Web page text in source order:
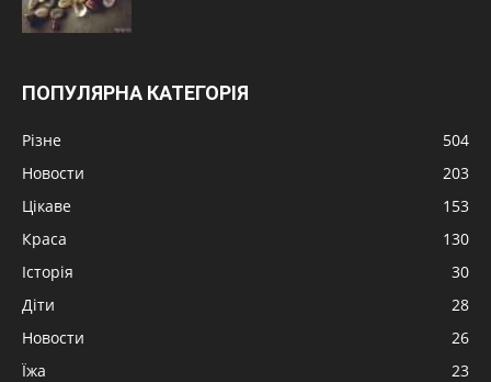
ПОПУЛЯРНА КАТЕГОРІЯ
Різне
504
Новости
203
Цікаве
153
Краса
130
Історія
30
Діти
28
Новости
26
Їжа
23